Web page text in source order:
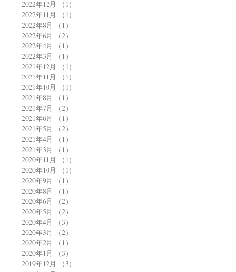
2022年12月
（1）
2022年11月
（1）
2022年8月
（1）
2022年6月
（2）
2022年4月
（1）
2022年3月
（1）
2021年12月
（1）
2021年11月
（1）
2021年10月
（1）
2021年8月
（1）
2021年7月
（2）
2021年6月
（1）
2021年5月
（2）
2021年4月
（1）
2021年3月
（1）
2020年11月
（1）
2020年10月
（1）
2020年9月
（1）
2020年8月
（1）
2020年6月
（2）
2020年5月
（2）
2020年4月
（3）
2020年3月
（2）
2020年2月
（1）
2020年1月
（3）
2019年12月
（3）